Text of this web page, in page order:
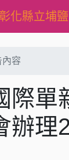
彰化縣立埔
內容
際單
辦理